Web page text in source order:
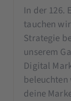
In der 126.
tauchen
Strategie
unserem
Digital
deine